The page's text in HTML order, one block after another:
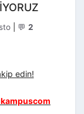
💬 2
edin!